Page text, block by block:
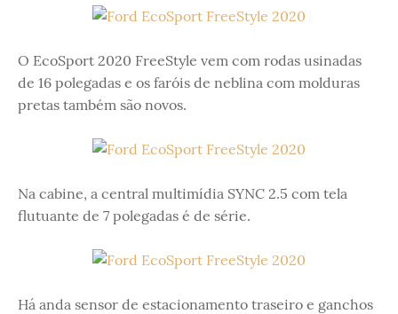
O EcoSport 2020 FreeStyle vem com rodas usinadas
de 16 polegadas e os faróis de neblina com molduras
pretas também são novos.
Na cabine, a central multimídia SYNC 2.5 com tela
flutuante de 7 polegadas é de série.
Há anda sensor de estacionamento traseiro e ganchos